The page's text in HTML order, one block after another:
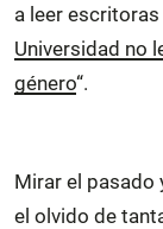
a leer
Universidad no
género“.
Mirar el pasado
el olvido de